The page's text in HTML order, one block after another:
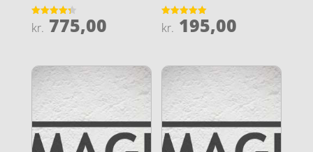
Vurderet
4.3
kr. 775,00
Vurderet
5
kr. 195,00